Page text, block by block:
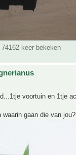
74162 keer bekeken
voortuin en 1tje
gaan die van jou?